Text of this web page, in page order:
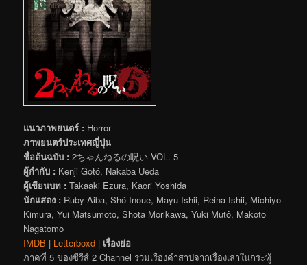
แนวภาพยนตร์ : Horror
ภาพยนตร์ประเทศญี่ปุ่น
ชื่อต้นฉบับ : 2ちゃんねるの呪い VOL. 5
ผู้กำกับ : Kenji Gotô, Nakaba Ueda
ผู้เขียนบท : Takaaki Ezura, Kaori Yoshida
นักแสดง : Ruby Aiba, Shô Inoue, Mayu Ishii, Reina Ishii, Michiyo
Kimura, Yui Matsumoto, Shota Morikawa, Yuki Mutô, Makoto
Nagatomo
IMDB | Letterboxd | เรื่องย่อ
ภาคที่ 5 ของซีรีส์ 2 Channel รวมเรื่องคำสาปจากเรื่องเล่าในกระทู้